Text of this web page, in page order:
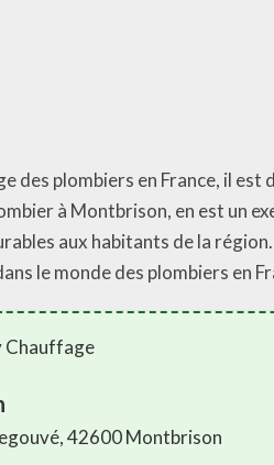
des plombiers en France, il
à Montbrison, en est un
aux habitants de la
le monde des plombiers en
42600 Montbrison